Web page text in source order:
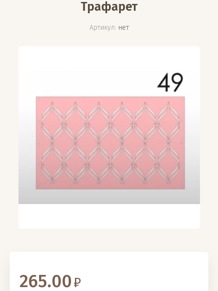
Трафарет
Артикул: нет
265.00